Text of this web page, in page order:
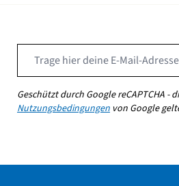
Geschützt durch Google reCAPTCHA -
Nutzungsbedingungen von Google